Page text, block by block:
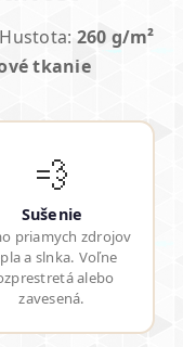
Hustota: 260 g/m²
tkanie
💨
Sušenie
priamych zdrojov
a slnka. Voľne
alebo
zavesená.